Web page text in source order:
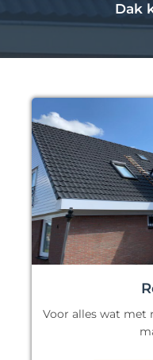
Dak
Voor alles wat met